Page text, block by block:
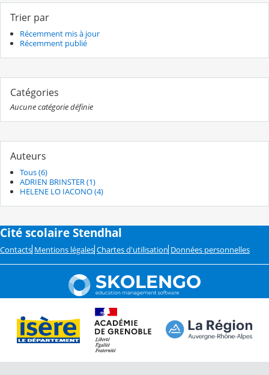
Trier par
Récemment mis à jour
Récemment publié
Catégories
Aucune catégorie définie
Auteurs
Tous (6)
ADRIEN BRINSTER (1)
HELENE LO IACONO (4)
Cité scolaire Stendhal
Contacts Mentions légales Chartes d'utilisation Données personnelles